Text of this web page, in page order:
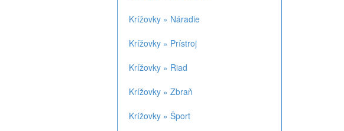
Krížovky » Náradie
Krížovky » Prístroj
Krížovky » Riad
Krížovky » Zbraň
Krížovky » Šport